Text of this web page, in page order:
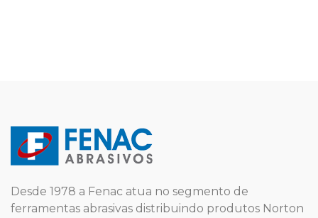
Desde 1978 a Fenac atua no segmento de
ferramentas abrasivas distribuindo produtos Norton